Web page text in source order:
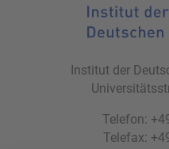
Institut der
Telefon:
Telefax: